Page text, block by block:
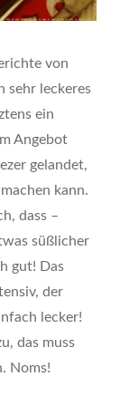
von
sehr leckeres
ein
Angebot
gelandet,
kann.
dass –
süßlicher
gut! Das
der
lecker!
das muss
Noms!